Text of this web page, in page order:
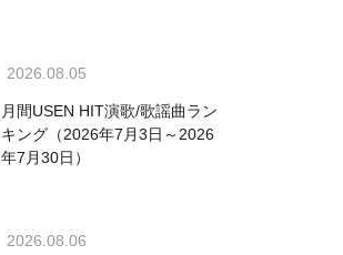
2026.08.05
月間USEN HIT演歌/歌謡曲ラン
キング（2026年7月3日～2026
年7月30日）
2026.08.06